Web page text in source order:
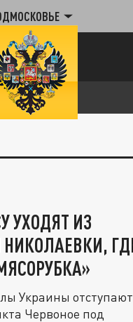
УХОДЯТ ИЗ
НИКОЛАЕВКИ,
Украины
Червоное под